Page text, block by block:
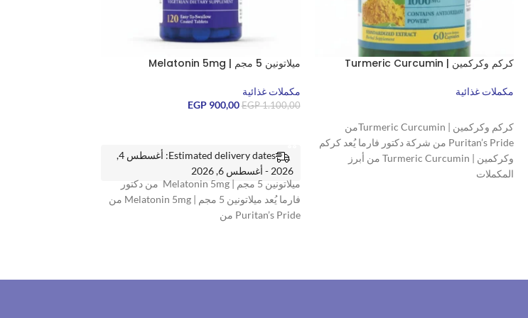
كركم وكركمين | Turmeric Curcumin
مكملات غذائية
كركم وكركمين | Turmeric Curcuminمن
Puritan’s Pride من شركة دكتور فارما يُعد كركم
وكركمين | Turmeric Curcumin من أبرز
المكملات
ميلاتونين 5 مجم | Melatonin 5mg
مكملات غذائية
EGP1.100,00
EGP900,00
Estimated delivery dates: أغسطس 4,
2026 - أغسطس 6, 2026
ميلاتونين 5 مجم | Melatonin 5mg من دكتور
فارما يُعد ميلاتونين 5 مجم | Melatonin 5mg من
Puritan’s Pride من